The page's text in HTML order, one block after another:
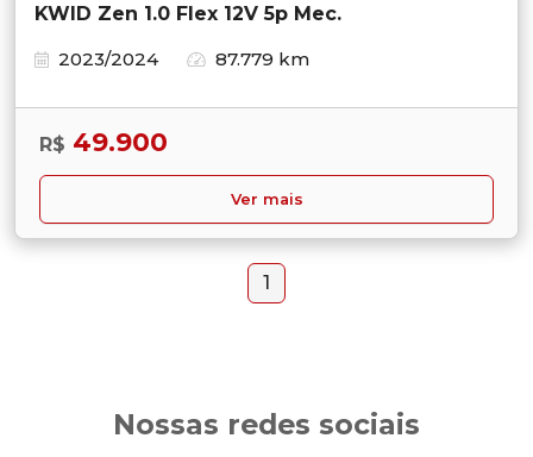
KWID Zen 1.0 Flex 12V 5p Mec.
2023/2024
87.779 km
R$ 49.900
Ver mais
1
Nossas redes sociais